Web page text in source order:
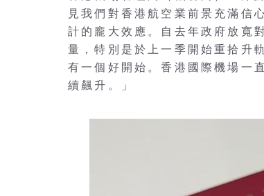
見我們對香港航空業前景充滿信
計的龐大效應。自去年政府放寬
量，特別是於上一季開始重拾升
有一個好開始。香港國際機場一
續飆升。」